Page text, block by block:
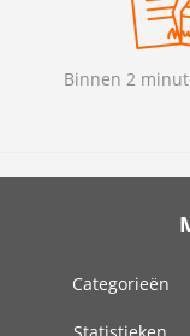
Binnen 2
Categorieën